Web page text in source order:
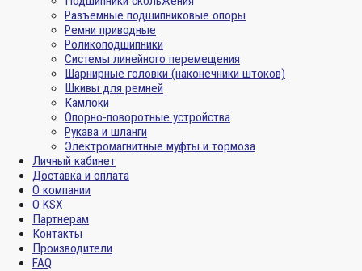
Разъемные подшипниковые опоры
Ремни приводные
Роликоподшипники
Системы линейного перемещения
Шарнирные головки (наконечники штоков)
Шкивы для ремней
Камлоки
Опорно-поворотные устройства
Рукава и шланги
Электромагнитные муфты и тормоза
Личный кабинет
Доставка и оплата
О компании
О KSX
Партнерам
Контакты
Производители
FAQ